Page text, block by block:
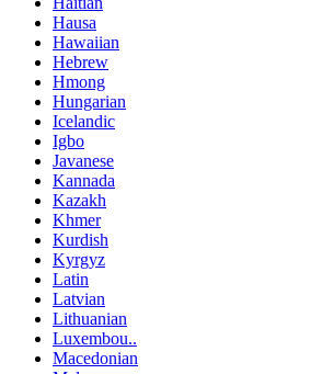
Hausa
Hawaiian
Hebrew
Hmong
Hungarian
Icelandic
Igbo
Javanese
Kannada
Kazakh
Khmer
Kurdish
Kyrgyz
Latin
Latvian
Lithuanian
Luxembou..
Macedonian